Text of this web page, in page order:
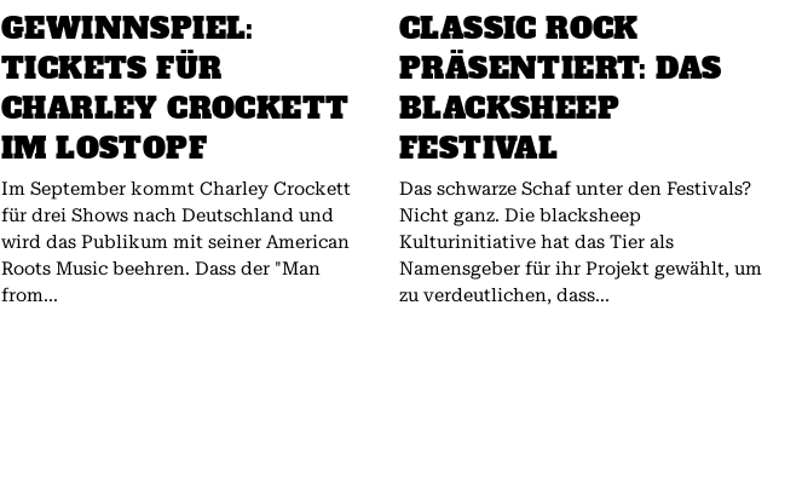
GEWINNSPIEL:
TICKETS FÜR
CHARLEY CROCKETT
IM LOSTOPF
Im September kommt Charley Crockett
für drei Shows nach Deutschland und
wird das Publikum mit seiner American
Roots Music beehren. Dass der "Man
from...
CLASSIC ROCK
PRÄSENTIERT: DAS
BLACKSHEEP
FESTIVAL
Das schwarze Schaf unter den Festivals?
Nicht ganz. Die blacksheep
Kulturinitiative hat das Tier als
Namensgeber für ihr Projekt gewählt, um
zu verdeutlichen, dass...